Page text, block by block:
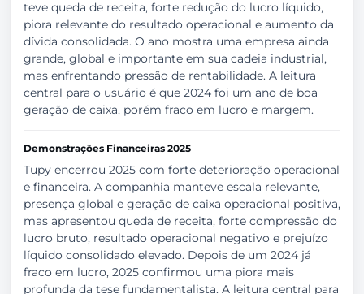
teve queda de receita, forte redução do lucro líquido,
piora relevante do resultado operacional e aumento da
dívida consolidada. O ano mostra uma empresa ainda
grande, global e importante em sua cadeia industrial,
mas enfrentando pressão de rentabilidade. A leitura
central para o usuário é que 2024 foi um ano de boa
geração de caixa, porém fraco em lucro e margem.
Demonstrações Financeiras 2025
Tupy encerrou 2025 com forte deterioração operacional
e financeira. A companhia manteve escala relevante,
presença global e geração de caixa operacional positiva,
mas apresentou queda de receita, forte compressão do
lucro bruto, resultado operacional negativo e prejuízo
líquido consolidado elevado. Depois de um 2024 já
fraco em lucro, 2025 confirmou uma piora mais
profunda da tese fundamentalista. A leitura central para